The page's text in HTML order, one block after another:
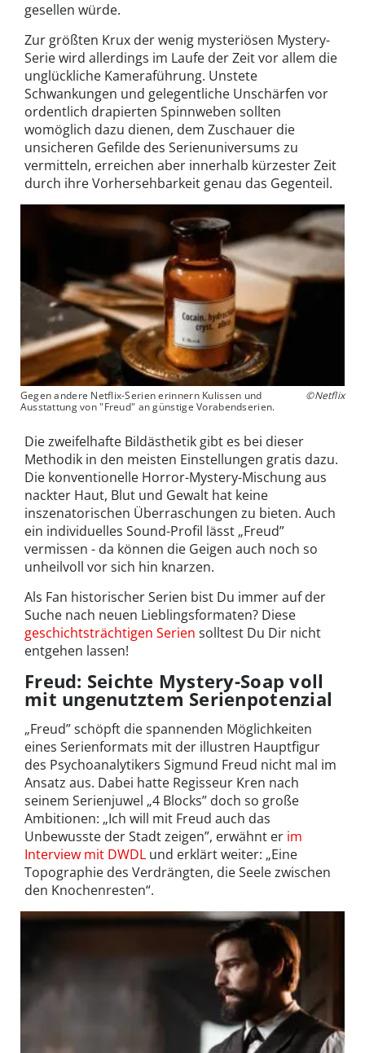
gesellen würde.
Zur größten Krux der wenig mysteriösen Mystery-
Serie wird allerdings im Laufe der Zeit vor allem die
unglückliche Kameraführung. Unstete
Schwankungen und gelegentliche Unschärfen vor
ordentlich drapierten Spinnweben sollten
womöglich dazu dienen, dem Zuschauer die
unsicheren Gefilde des Serienuniversums zu
vermitteln, erreichen aber innerhalb kürzester Zeit
durch ihre Vorhersehbarkeit genau das Gegenteil.
Gegen andere Netflix-Serien erinnern Kulissen und
Ausstattung von "Freud" an günstige Vorabendserien.
©Netflix
Die zweifelhafte Bildästhetik gibt es bei dieser
Methodik in den meisten Einstellungen gratis dazu.
Die konventionelle Horror-Mystery-Mischung aus
nackter Haut, Blut und Gewalt hat keine
inszenatorischen Überraschungen zu bieten. Auch
ein individuelles Sound-Profil lässt „Freud”
vermissen - da können die Geigen auch noch so
unheilvoll vor sich hin knarzen.
Als Fan historischer Serien bist Du immer auf der
Suche nach neuen Lieblingsformaten? Diese
geschichtsträchtigen Serien solltest Du Dir nicht
entgehen lassen!
Freud: Seichte Mystery-Soap voll
mit ungenutztem Serienpotenzial
„Freud” schöpft die spannenden Möglichkeiten
eines Serienformats mit der illustren Hauptfigur
des Psychoanalytikers Sigmund Freud nicht mal im
Ansatz aus. Dabei hatte Regisseur Kren nach
seinem Serienjuwel „4 Blocks” doch so große
Ambitionen: „Ich will mit Freud auch das
Unbewusste der Stadt zeigen”, erwähnt er im
Interview mit DWDL und erklärt weiter: „Eine
Topographie des Verdrängten, die Seele zwischen
den Knochenresten“.